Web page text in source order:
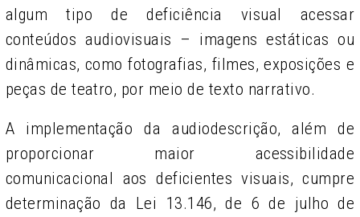
algum tipo de deficiência visual acessar
conteúdos audiovisuais – imagens estáticas ou
dinâmicas, como fotografi­as, filmes, exposições e
peças de teatro, por meio de texto narrativo.
A implementação da audiodescrição, além de
proporcionar maior acessibilidade
comunicacional aos deficientes visuais, cumpre
determinação da Lei 13.146, de 6 de julho de